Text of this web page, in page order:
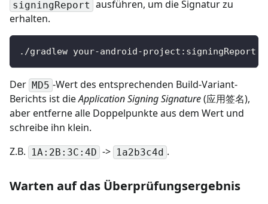
signingReport ausführen, um die Signatur zu
erhalten.
./gradlew your-android-project:signingReport
Der MD5 -Wert des entsprechenden Build-Variant-
Berichts ist dieApplication Signing Signature(应用签名),
aber entferne alle Doppelpunkte aus dem Wert und
schreibe ihn klein.
Z.B.
1A:2B:3C:4D -> 1a2b3c4d .
Warten auf das Überprüfungsergebnis